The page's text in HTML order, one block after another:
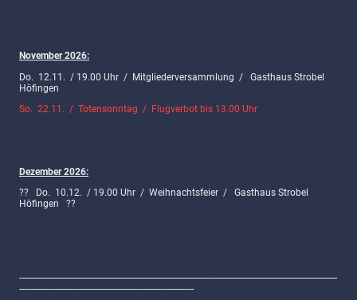
November 2026:
Do. 12.11. / 19.00 Uhr / Mitgliederversammlung / Gasthaus Strobel
Höfingen
So. 22.11. / Totensonntag / Flugverbot bis 13.00 Uhr
Dezember 2026:
?? Do. 10.12. / 19.00 Uhr / Weihnachtsfeier / Gasthaus Strobel
Höfingen ??
-------------------------------------------------------------------------------------------------------------------------------------
-------------------------------------------------------------------------